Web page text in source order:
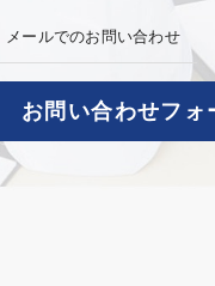
メールでのお問い合わせ
お問い合わせフォ